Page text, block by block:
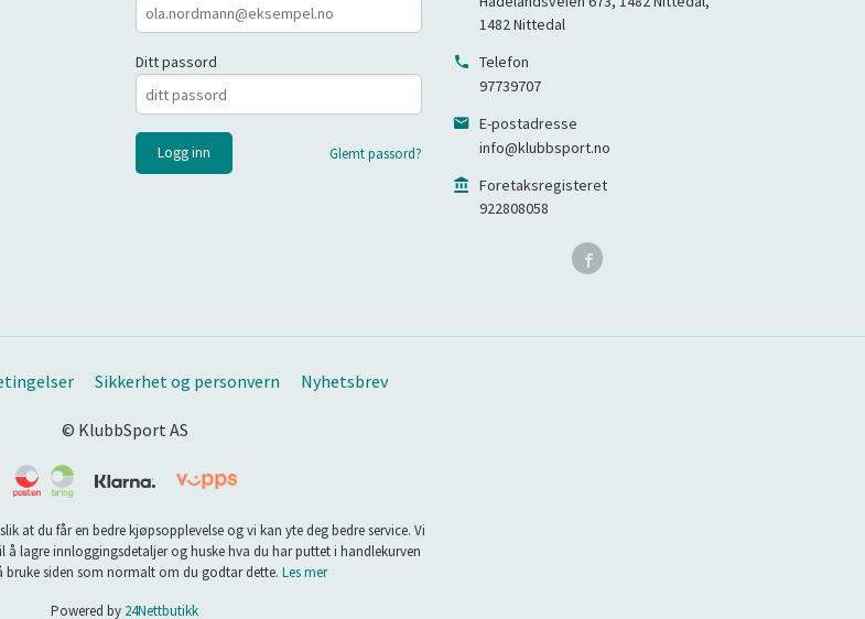
Ditt passord
Glemt passord?
1482Nittedal
Telefon
97739707
E-postadresse
info@klubbsport.no
Foretaksregisteret
922808058
Sikkerhet og personvern Nyhetsbrev
© KlubbSport AS
at du får en bedre kjøpsopplevelse og vi kan yte deg bedre service. Vi
å lagre innloggingsdetaljer og huske hva du har puttet i handlekurven
bruke siden som normalt om du godtar dette. Les mer
Powered by 24Nettbutikk